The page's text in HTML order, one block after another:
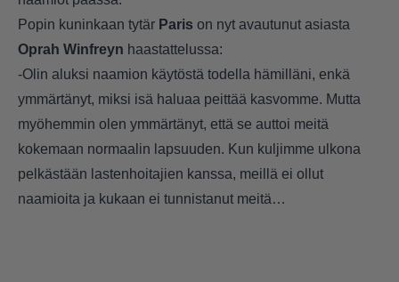
Popin kuninkaan tytär Paris on nyt avautunut asiasta
Oprah Winfreyn haastattelussa:
-Olin aluksi naamion käytöstä todella hämilläni, enkä
ymmärtänyt, miksi isä haluaa peittää kasvomme. Mutta
myöhemmin olen ymmärtänyt, että se auttoi meitä
kokemaan normaalin lapsuuden. Kun kuljimme ulkona
pelkästään lastenhoitajien kanssa, meillä ei ollut
naamioita ja kukaan ei tunnistanut meitä…